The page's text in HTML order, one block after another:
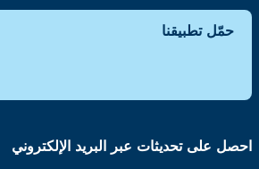
حمّل تطبيقنا
احصل على تحديثات عبر البريد الإلكتروني